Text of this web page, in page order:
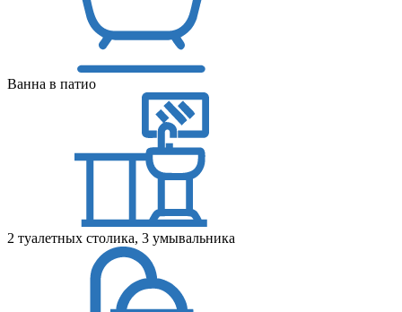
Ванна в патио
2 туалетных столика, 3 умывальника